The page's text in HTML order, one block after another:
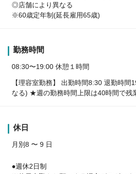
◎店舗により異なる
※60歳定年制(延長雇用65歳)
勤務時間
08:30〜19:00 休憩１時間
【理容室勤務】 出勤時間8:30 退勤時
なる) ★週の勤務時間上限は40時間で残
休日
月別8 〜 9 日
●週休2日制